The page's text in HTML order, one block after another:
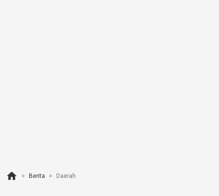
home Berita Daerah